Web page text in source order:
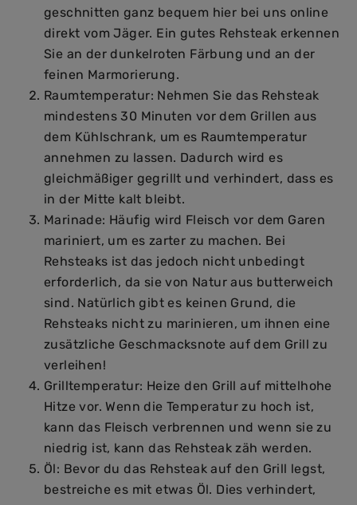
geschnitten ganz bequem hier bei uns online
direkt vom Jäger. Ein gutes Rehsteak erkennen
Sie an der dunkelroten Färbung und an der
feinen Marmorierung.
Raumtemperatur: Nehmen Sie das Rehsteak
mindestens 30 Minuten vor dem Grillen aus
dem Kühlschrank, um es Raumtemperatur
annehmen zu lassen. Dadurch wird es
gleichmäßiger gegrillt und verhindert, dass es
in der Mitte kalt bleibt.
Marinade: Häufig wird Fleisch vor dem Garen
mariniert, um es zarter zu machen. Bei
Rehsteaks ist das jedoch nicht unbedingt
erforderlich, da sie von Natur aus butterweich
sind. Natürlich gibt es keinen Grund, die
Rehsteaks nicht zu marinieren, um ihnen eine
zusätzliche Geschmacksnote auf dem Grill zu
verleihen!
Grilltemperatur: Heize den Grill auf mittelhohe
Hitze vor. Wenn die Temperatur zu hoch ist,
kann das Fleisch verbrennen und wenn sie zu
niedrig ist, kann das Rehsteak zäh werden.
Öl: Bevor du das Rehsteak auf den Grill legst,
bestreiche es mit etwas Öl. Dies verhindert,